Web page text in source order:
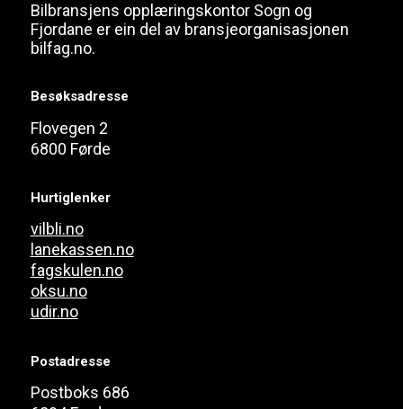
Bilbransjens opplæringskontor Sogn og
Fjordane er ein del av bransjeorganisasjonen
bilfag.no.
Besøksadresse
Flovegen 2
6800 Førde
Hurtiglenker
vilbli.no
lanekassen.no
fagskulen.no
oksu.no
udir.no
Postadresse
Postboks 686